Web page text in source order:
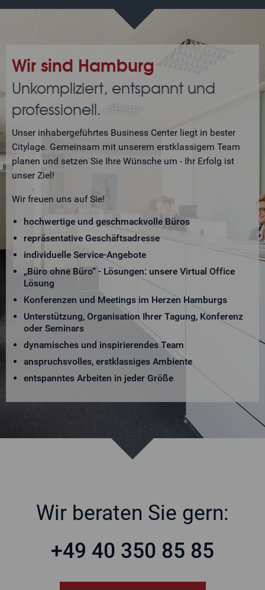
Wir sind Hamburg
Unkompliziert, entspannt und
professionell.
Unser inhabergeführtes Business Center liegt in bester
Citylage. Gemeinsam mit unserem erstklassigem Team
planen und setzen Sie Ihre Wünsche um - Ihr Erfolg ist
unser Ziel!
Wir freuen uns auf Sie!
hochwertige und geschmackvolle Büros
repräsentative Geschäftsadresse
individuelle Service-Angebote
„Büro ohne Büro“ - Lösungen: unsere Virtual Office
Lösung
Konferenzen und Meetings im Herzen Hamburgs
Unterstützung, Organisation Ihrer Tagung, Konferenz
oder Seminars
dynamisches und inspirierendes Team
anspruchsvolles, erstklassiges Ambiente
entspanntes Arbeiten in jeder Größe
Wir beraten Sie gern:
+49 40 350 85 85